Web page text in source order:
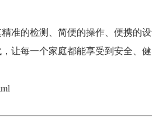
精准的检测、简便的操作、便携的
让每一个家庭都能享受到安全、健